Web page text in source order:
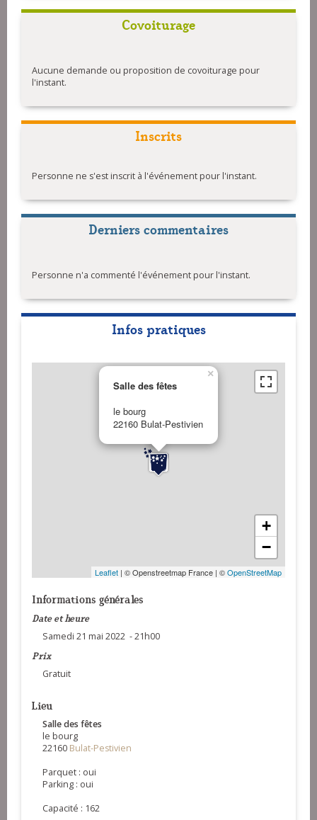
Covoiturage
Aucune demande ou proposition de covoiturage pour
l'instant.
Inscrits
Personne ne s'est inscrit à l'événement pour l'instant.
Derniers commentaires
Personne n'a commenté l'événement pour l'instant.
Infos pratiques
Salle des fêtes
le bourg
22160 Bulat-Pestivien
×
+
−
Leaflet | © Openstreetmap France | ©OpenStreetMap
Informations générales
Date et heure
Samedi 21 mai 2022 - 21h00
Prix
Gratuit
Lieu
Salle des fêtes
le bourg
22160 Bulat-Pestivien
Parquet : oui
Parking : oui
Capacité : 162